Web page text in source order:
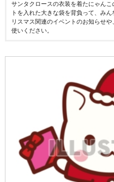
サンタクロースの衣装を着たにゃん
トを入れた大きな袋を背負って、み
リスマス関連のイベントのお知らせ
使いください。